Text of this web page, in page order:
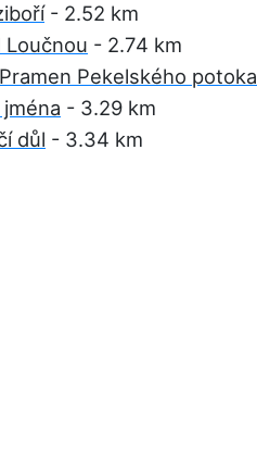
- 2.52 km
Loučnou - 2.74 km
Pekelského potoka
- 3.29 km
důl - 3.34 km